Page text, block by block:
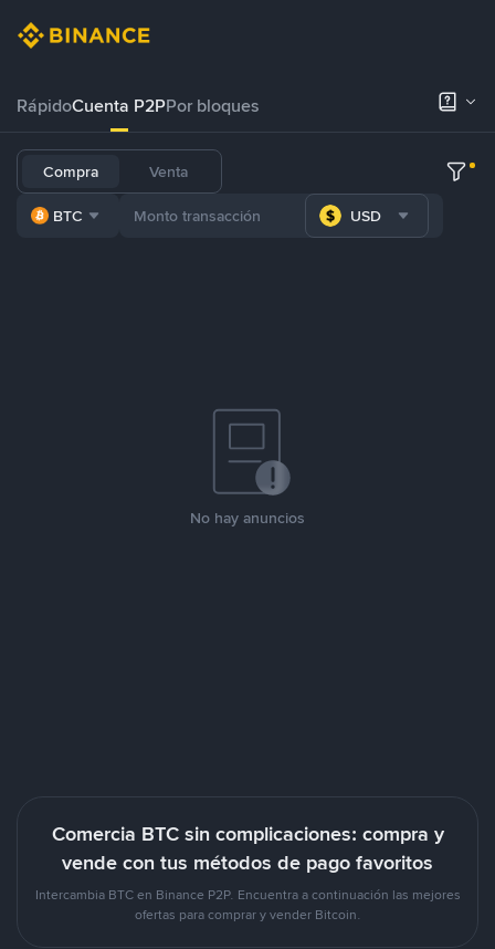
RápidoCuenta P2PPor bloques
Compra Venta
BTC USD
No hay anuncios
Comercia BTC sin complicaciones: compra y
vende con tus métodos de pago favoritos
Intercambia BTC en Binance P2P. Encuentra a continuación las mejores
ofertas para comprar y vender Bitcoin.